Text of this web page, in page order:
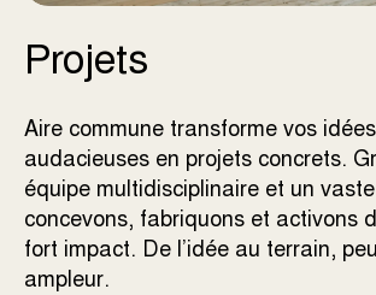
Projets
Aire commune transforme vos
audacieuses en projets concrets.
équipe multidisciplinaire et un
concevons, fabriquons et activons
fort impact. De l’idée au terrain,
ampleur.